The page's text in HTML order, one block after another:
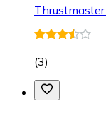
(3)